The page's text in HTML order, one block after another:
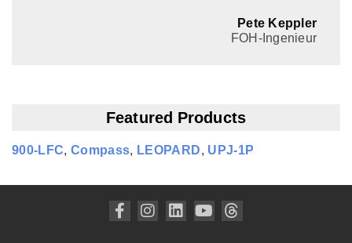
Pete Keppler
FOH-Ingenieur
Featured Products
900‑LFC,Compass, LEOPARD, UPJ‑1P